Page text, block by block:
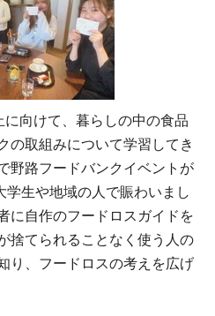
向けて、暮らしの中の食品
の取組みについて学習してき
野路フードバンクイベントが
生や地域の人で賑わいまし
に自作のフードロスガイドを
捨てられることなく使う人の
り、フードロスの考えを広げ